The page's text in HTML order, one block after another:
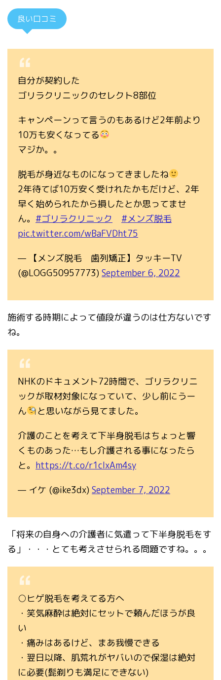
良い口コミ
自分が契約した
ゴリラクリニックのセレクト8部位
キャンペーンって言うのもあるけど2年前より
10万も安くなってる
マジか。。
脱毛が身近なものになってきましたね
2年待てば10万安く受けれたかもだけど、2年
早く始められたから損したとか思ってませ
ん。 #ゴリラクリニック
#メンズ脱毛
pic.twitter.com/wBaFVDht75
— 【メンズ脱毛 歯列矯正】タッキーTV
(@LOGG50957773) September 6, 2022
施術する時期によって値段が違うのは仕方ないです
ね。
NHKのドキュメント72時間で、ゴリラクリニ
ックが取材対象になっていて、少し前にうー
ん
と思いながら見てました。
介護のことを考えて下半身脱毛はちょっと響
くものあった…もし介護される事になったら
と。 https://t.co/r1clxAm4sy
— イケ (@ike3dx) September 7, 2022
「将来の自身への介護者に気遣って下半身脱毛をす
る」・・・とても考えさせられる問題ですね。。。
○ヒゲ脱毛を考えてる方へ
・笑気麻酔は絶対にセットで頼んだほうが良
い
・痛みはあるけど、まあ我慢できる
・翌日以降、肌荒れがヤバいので保湿は絶対
に必要(髭剃りも満足にできない)